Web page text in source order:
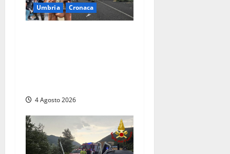
Umbria Cronaca
4 Agosto 2026